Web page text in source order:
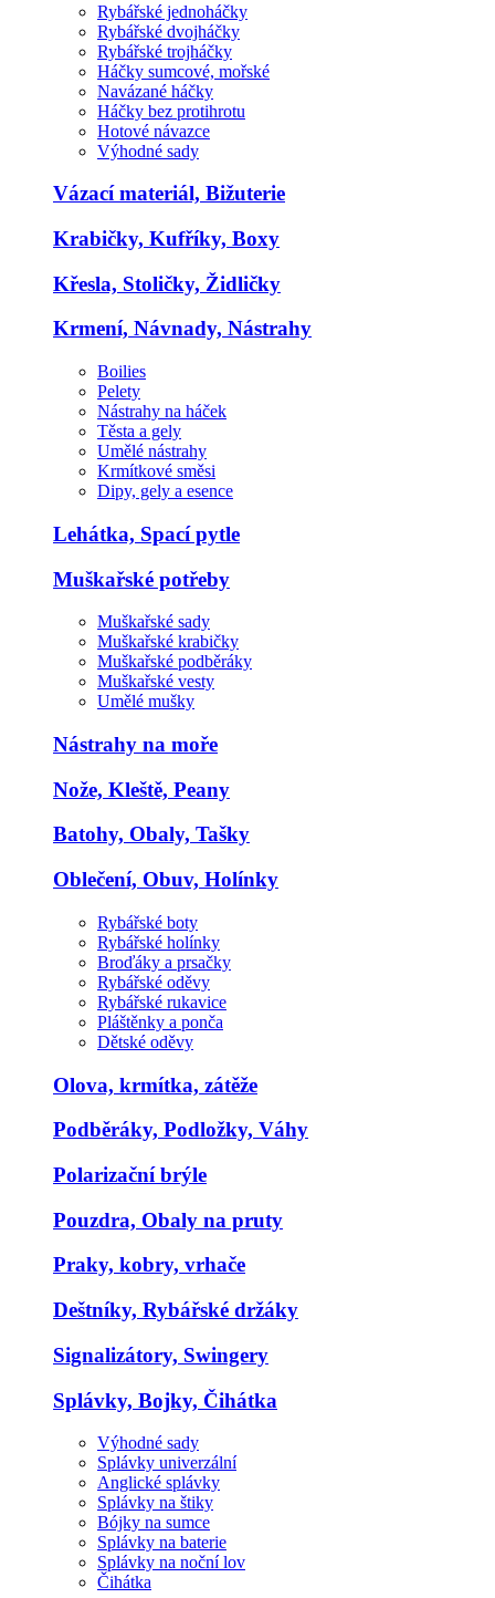
Rybářské jednoháčky
Rybářské dvojháčky
Rybářské trojháčky
Háčky sumcové, mořské
Navázané háčky
Háčky bez protihrotu
Hotové návazce
Výhodné sady
Vázací materiál, Bižuterie
Krabičky, Kufříky, Boxy
Křesla, Stoličky, Židličky
Krmení, Návnady, Nástrahy
Boilies
Pelety
Nástrahy na háček
Těsta a gely
Umělé nástrahy
Krmítkové směsi
Dipy, gely a esence
Lehátka, Spací pytle
Muškařské potřeby
Muškařské sady
Muškařské krabičky
Muškařské podběráky
Muškařské vesty
Umělé mušky
Nástrahy na moře
Nože, Kleště, Peany
Batohy, Obaly, Tašky
Oblečení, Obuv, Holínky
Rybářské boty
Rybářské holínky
Broďáky a prsačky
Rybářské oděvy
Rybářské rukavice
Pláštěnky a ponča
Dětské oděvy
Olova, krmítka, zátěže
Podběráky, Podložky, Váhy
Polarizační brýle
Pouzdra, Obaly na pruty
Praky, kobry, vrhače
Deštníky, Rybářské držáky
Signalizátory, Swingery
Splávky, Bojky, Čihátka
Výhodné sady
Splávky univerzální
Anglické splávky
Splávky na štiky
Bójky na sumce
Splávky na baterie
Splávky na noční lov
Čihátka